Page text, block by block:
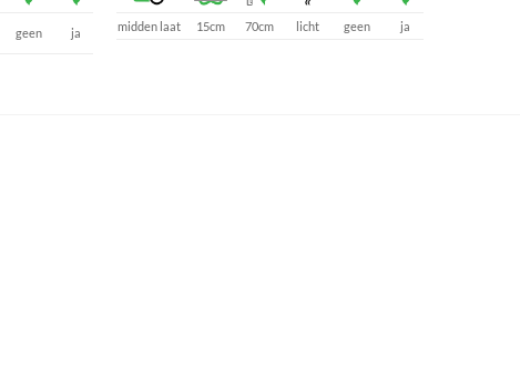
geen ja midden laat 15cm 70cm licht geen ja